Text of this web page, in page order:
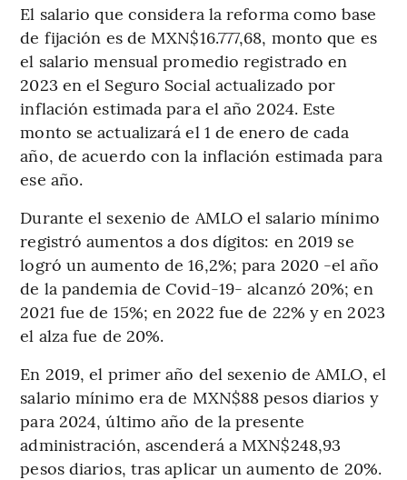
El salario que considera la reforma como base
de fijación es de MXN$16.777,68, monto que es
el salario mensual promedio registrado en
2023 en el Seguro Social actualizado por
inflación estimada para el año 2024. Este
monto se actualizará el 1 de enero de cada
año, de acuerdo con la inflación estimada para
ese año.
Durante el sexenio de AMLO el salario mínimo
registró aumentos a dos dígitos: en 2019 se
logró un aumento de 16,2%; para 2020 -el año
de la pandemia de Covid-19- alcanzó 20%; en
2021 fue de 15%; en 2022 fue de 22% y en 2023
el alza fue de 20%.
En 2019, el primer año del sexenio de AMLO, el
salario mínimo era de MXN$88 pesos diarios y
para 2024, último año de la presente
administración, ascenderá a MXN$248,93
pesos diarios, tras aplicar un aumento de 20%.